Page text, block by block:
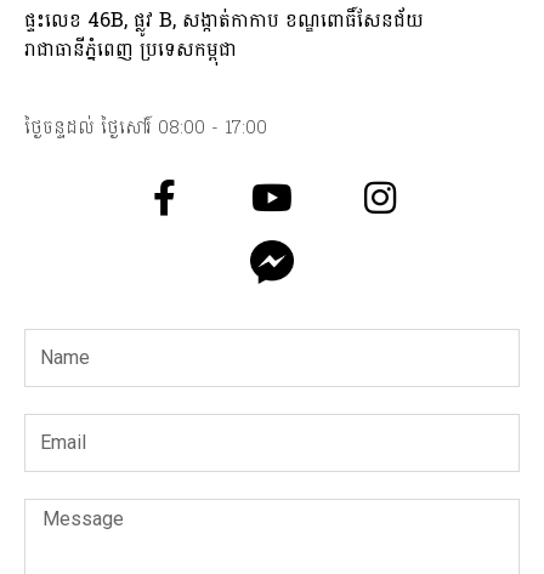
ផ្ទះលេខ 46B, ផ្លូវ B, សង្កាត់កាកាប ខណ្ឌពោធិ៍សែនជ័យ
រាជាធានីភ្នំពេញ ប្រទេសកម្ពុជា
ថ្ងៃចន្ទដល់ ថ្ងៃសៅរ៍ 08:00 - 17:00
F
a
b
o
Y
o
u
t
u
e
I
n
a
r
m
Message